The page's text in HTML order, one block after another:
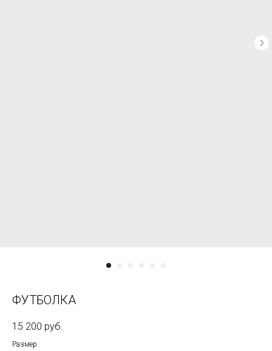
ФУТБОЛКА
15 200 руб.
Размер